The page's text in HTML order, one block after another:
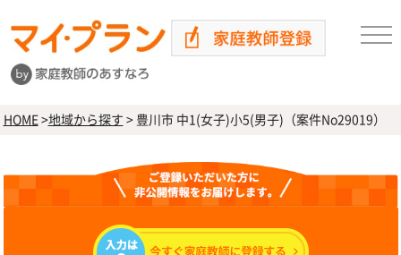
HOME>地域から探す >豊川市 中1(女子)小5(男子)（案件No29019）